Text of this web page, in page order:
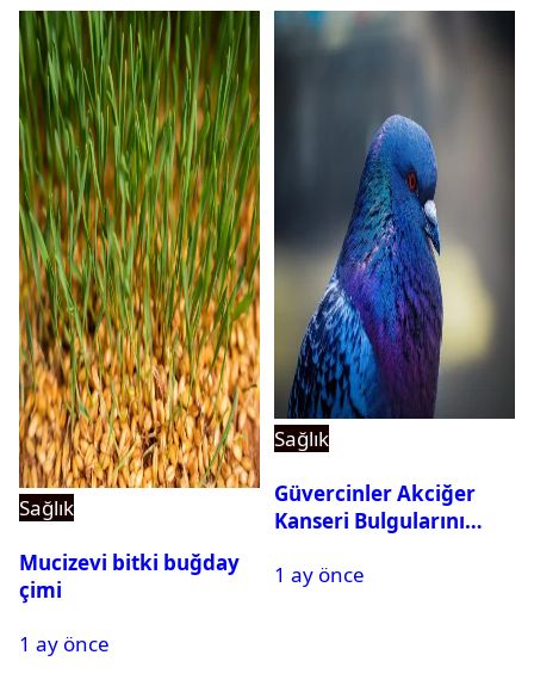
Sağlık
Mucizevi bitki buğday
çimi
1 ay önce
Sağlık
Güvercinler Akciğer
Kanseri Bulgularını
1 ay önce